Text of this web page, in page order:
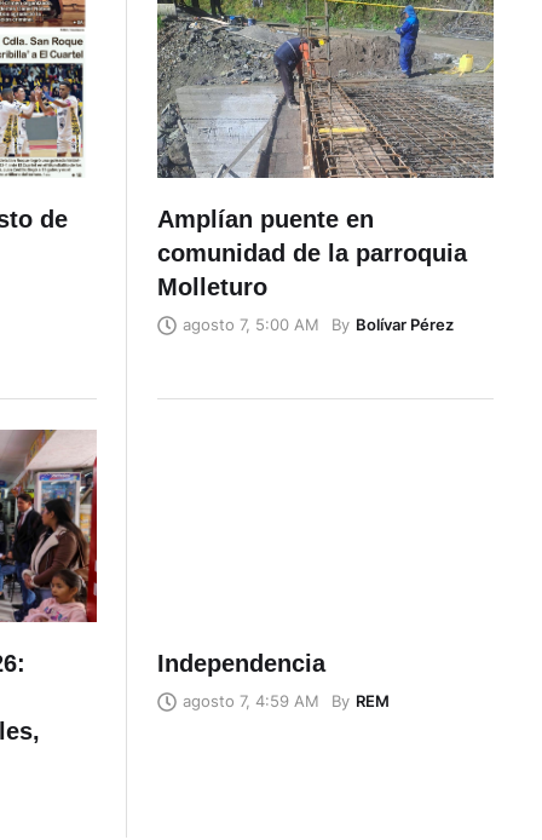
de
Amplían puente en
comunidad de la parroquia
Molleturo
agosto 7, 5:00 AM By Bolívar Pérez
Independencia
agosto 7, 4:59 AM By REM